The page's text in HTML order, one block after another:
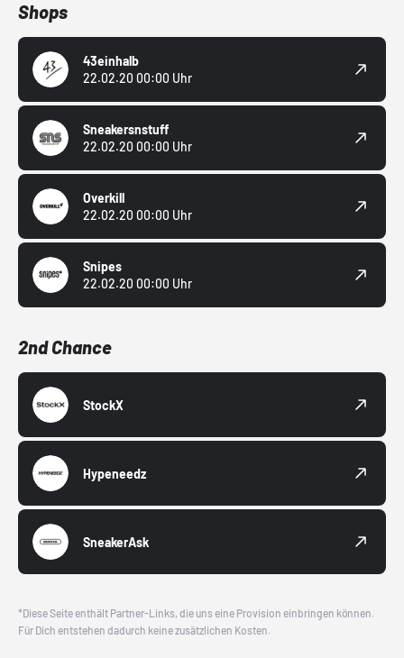
Shops
43einhalb
22.02.20 00:00 Uhr
Sneakersnstuff
22.02.20 00:00 Uhr
Overkill
22.02.20 00:00 Uhr
Snipes
22.02.20 00:00 Uhr
2nd Chance
StockX
Hypeneedz
SneakerAsk
*Diese Seite enthält Partner-Links, die uns eine Provision einbringen können.
Für Dich entstehen dadurch keine zusätzlichen Kosten.